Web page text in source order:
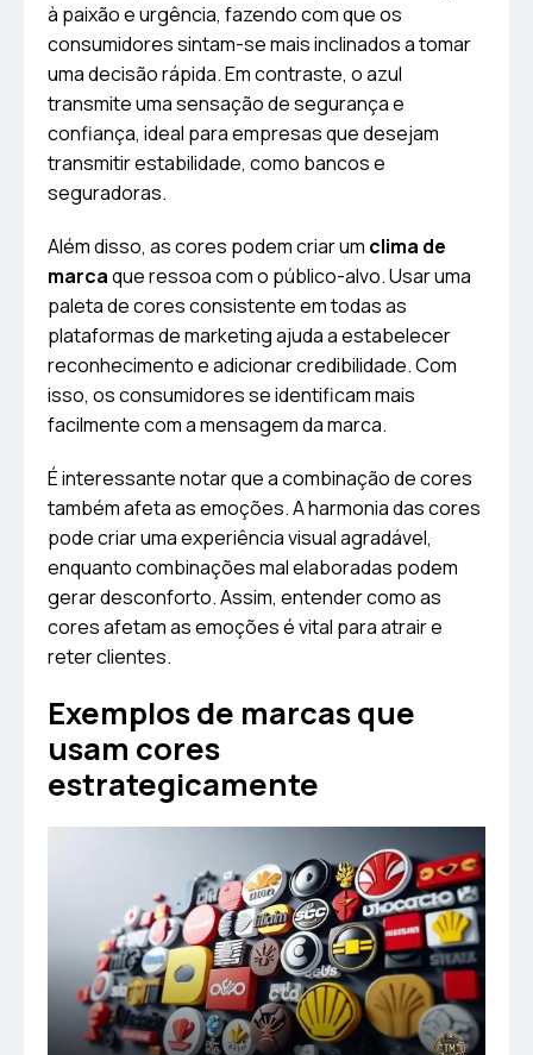
à paixão e urgência, fazendo com que os
consumidores sintam-se mais inclinados a tomar
uma decisão rápida. Em contraste, o azul
transmite uma sensação de segurança e
confiança, ideal para empresas que desejam
transmitir estabilidade, como bancos e
seguradoras.
Além disso, as cores podem criar um clima de
marcaque ressoa com o público-alvo. Usar uma
paleta de cores consistente em todas as
plataformas de marketing ajuda a estabelecer
reconhecimento e adicionar credibilidade. Com
isso, os consumidores se identificam mais
facilmente com a mensagem da marca.
É interessante notar que a combinação de cores
também afeta as emoções. A harmonia das cores
pode criar uma experiência visual agradável,
enquanto combinações mal elaboradas podem
gerar desconforto. Assim, entender como as
cores afetam as emoções é vital para atrair e
reter clientes.
Exemplos de marcas que
usam cores
estrategicamente